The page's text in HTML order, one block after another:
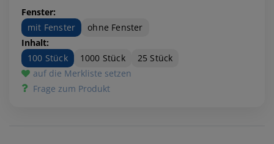
Fenster:
mit Fenster
ohne Fenster
Inhalt:
100 Stück
1000 Stück
25 Stück
auf die Merkliste setzen
Frage zum Produkt